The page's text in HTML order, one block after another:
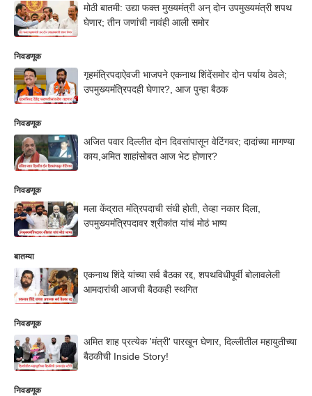
मोठी बातमी: उद्या फक्त मुख्यमंत्री अन् दोन उपमुख्यमंत्री शपथ
घेणार; तीन जणांची नावंही आली समोर
निवडणूक
गृहमंत्रिपदाऐवजी भाजपने एकनाथ शिंदेंसमोर दोन पर्याय ठेवले;
उपमुख्यमंत्रिपदही घेणार?, आज पुन्हा बैठक
निवडणूक
अजित पवार दिल्लीत दोन दिवसांपासून वेटिंगवर; दादांच्या मागण्या
काय,अमित शाहांसोबत आज भेट होणार?
निवडणूक
मला केंद्रात मंत्रिपदाची संधी होती, तेव्हा नकार दिला,
उपमुख्यमंत्रिपदावर श्रीकांत यांचं मोठं भाष्य
बातम्या
एकनाथ शिंदे यांच्या सर्व बैठका रद्द, शपथविधीपूर्वी बोलावलेली
आमदारांची आजची बैठकही स्थगित
निवडणूक
अमित शाह प्रत्येक 'मंत्री' पारखून घेणार, दिल्लीतील महायुतीच्या
बैठकीची Inside Story!
निवडणूक